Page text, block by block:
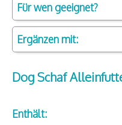
Für wen geeignet?
Ergänzen mit:
Dog Schaf
Enthält: